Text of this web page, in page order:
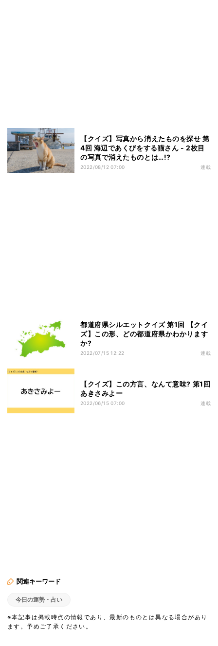
【クイズ】写真から消えたものを探せ 第
4回 海辺であくびをする猫さん - 2枚目
の写真で消えたものとは…!?
2022/08/12 07:00 連載
都道府県シルエットクイズ 第1回 【クイ
ズ】この形、どの都道府県かわかります
か?
2022/07/15 12:22 連載
【クイズ】この方言、なんて意味? 第1回
あきさみよー
2022/06/15 07:00 連載
関連キーワード
今日の運勢・占い
※本記事は掲載時点の情報であり、最新のものとは異なる場合があり
ます。予めご了承ください。